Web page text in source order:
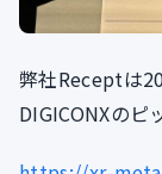
弊社Receptは
DIGICONXのピ